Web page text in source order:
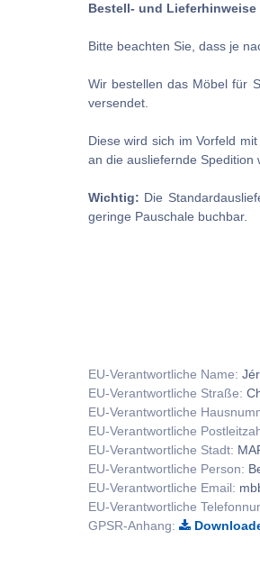
Bestell- und Lieferhinweise
Bitte beachten Sie, dass je
Wir bestellen das Möbel für
versendet.
Diese wird sich im Vorfeld
an die ausliefernde Spedition
Wichtig: Die
geringe Pauschale buchbar.
EU-Verantwortliche Name:
EU-Verantwortliche Straße:
EU-Verantwortliche
EU-Verantwortliche
EU-Verantwortliche Stadt:
EU-Verantwortliche Person:
EU-Verantwortliche Email:
EU-Verantwortliche
GPSR-Anhang: